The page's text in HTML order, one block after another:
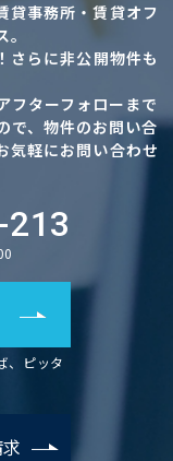
貸事務所・賃貸オフ
さらに非公開物件も
フターフォローまで
で、物件のお問い合
気軽にお問い合わせ
、ピッタ